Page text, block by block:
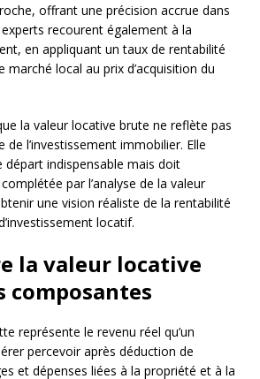
offrant une précision accrue dans
experts recourent également à la
en appliquant un taux de rentabilité
marché local au prix d’acquisition du
la valeur locative brute ne reflète pas
l’investissement immobilier. Elle
indispensable mais doit
par l’analyse de la valeur
une vision réaliste de la rentabilité
locatif.
la valeur locative
composantes
représente le revenu réel qu’un
percevoir après déduction de
et dépenses liées à la propriété et à la